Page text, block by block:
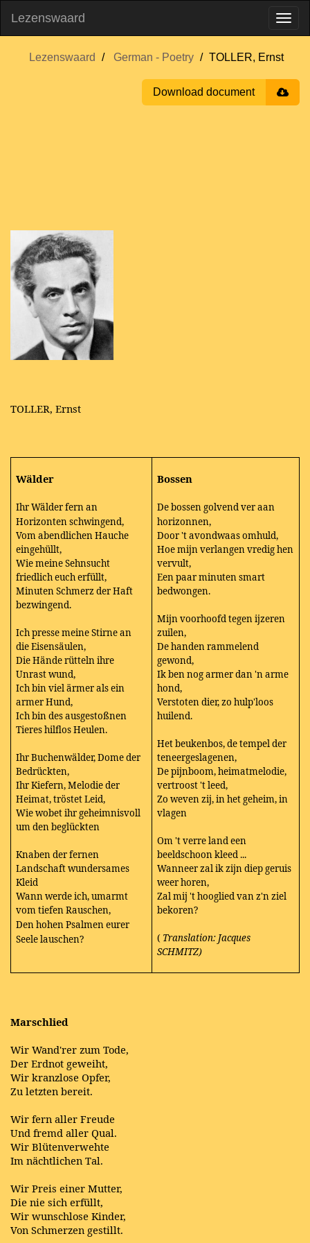
Lezenswaard
Lezenswaard German - Poetry TOLLER, Ernst
Download document
TOLLER, Ernst
Wälder
Ihr Wälder fern an
Horizonten schwingend,
Vom abendlichen Hauche
eingehüllt,
Wie meine Sehnsucht
friedlich euch erfüllt,
Minuten Schmerz der Haft
bezwingend.
Ich presse meine Stirne an
die Eisensäulen,
Die Hände rütteln ihre
Unrast wund,
Ich bin viel ärmer als ein
armer Hund,
Ich bin des ausgestoßnen
Tieres hilflos Heulen.
Ihr Buchenwälder, Dome der
Bedrückten,
Ihr Kiefern, Melodie der
Heimat, tröstet Leid,
Wie wobet ihr geheimnisvoll
um den beglückten
Knaben der fernen
Landschaft wundersames
Kleid
Wann werde ich, umarmt
vom tiefen Rauschen,
Den hohen Psalmen eurer
Seele lauschen?
Bossen
De bossen golvend ver aan
horizonnen,
Door 't avondwaas omhuld,
Hoe mijn verlangen vredig hen
vervult,
Een paar minuten smart
bedwongen.
Mijn voorhoofd tegen ijzeren
zuilen,
De handen rammelend
gewond,
Ik ben nog armer dan 'n arme
hond,
Verstoten dier, zo hulp'loos
huilend.
Het beukenbos, de tempel der
teneergeslagenen,
De pijnboom, heimatmelodie,
vertroost 't leed,
Zo weven zij, in het geheim, in
vlagen
Om 't verre land een
beeldschoon kleed ...
Wanneer zal ik zijn diep geruis
weer horen,
Zal mij 't hooglied van z'n ziel
bekoren?
( Translation: Jacques
SCHMITZ)
Marschlied
Wir Wand'rer zum Tode,
Der Erdnot geweiht,
Wir kranzlose Opfer,
Zu letzten bereit.
Wir fern aller Freude
Und fremd aller Qual.
Wir Blütenverwehte
Im nächtlichen Tal.
Wir Preis einer Mutter,
Die nie sich erfüllt,
Wir wunschlose Kinder,
Von Schmerzen gestillt.